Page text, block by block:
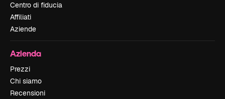
Centro di fiducia
Affiliati
Aziende
Azienda
Prezzi
Chi siamo
Recensioni